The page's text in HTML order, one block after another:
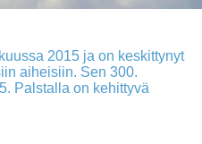
2015 ja on keskittynyt
aiheisiin. Sen 300.
Palstalla on kehittyvä